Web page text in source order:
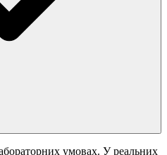
умовах. У реальних